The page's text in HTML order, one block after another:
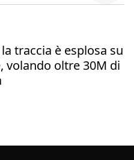
traccia è esplosa su
volando oltre 30M di